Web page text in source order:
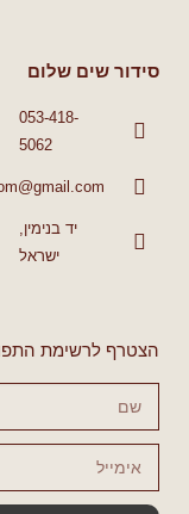
סידור שים שלום
053-418-
5062
יד בנימין,
ישראל
הצטרף לרשימת